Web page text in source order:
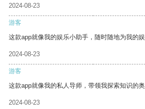
2024-08-23
游客
这款app就像我的娱乐小助手，随时随地为我的娱
2024-08-23
游客
这款app就像我的私人导师，带领我探索知识的奥
2024-08-23